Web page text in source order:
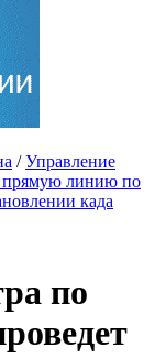
/ Управление
прямую линию по
када
по